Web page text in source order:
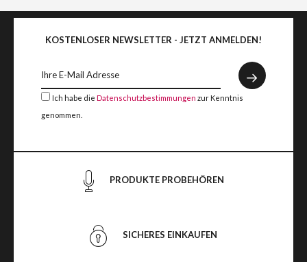
KOSTENLOSER NEWSLETTER - JETZT ANMELDEN!
Ich habe die Datenschutzbestimmungen zur Kenntnis
genommen.
PRODUKTE PROBEHÖREN
SICHERES EINKAUFEN